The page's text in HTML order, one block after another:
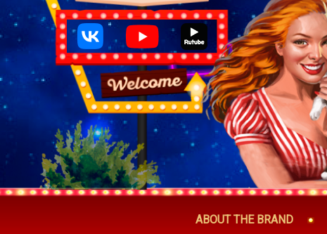
ABOUT THE BRAND